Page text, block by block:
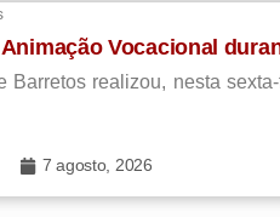
Vocacional
realizou, nesta
7 agosto, 2026